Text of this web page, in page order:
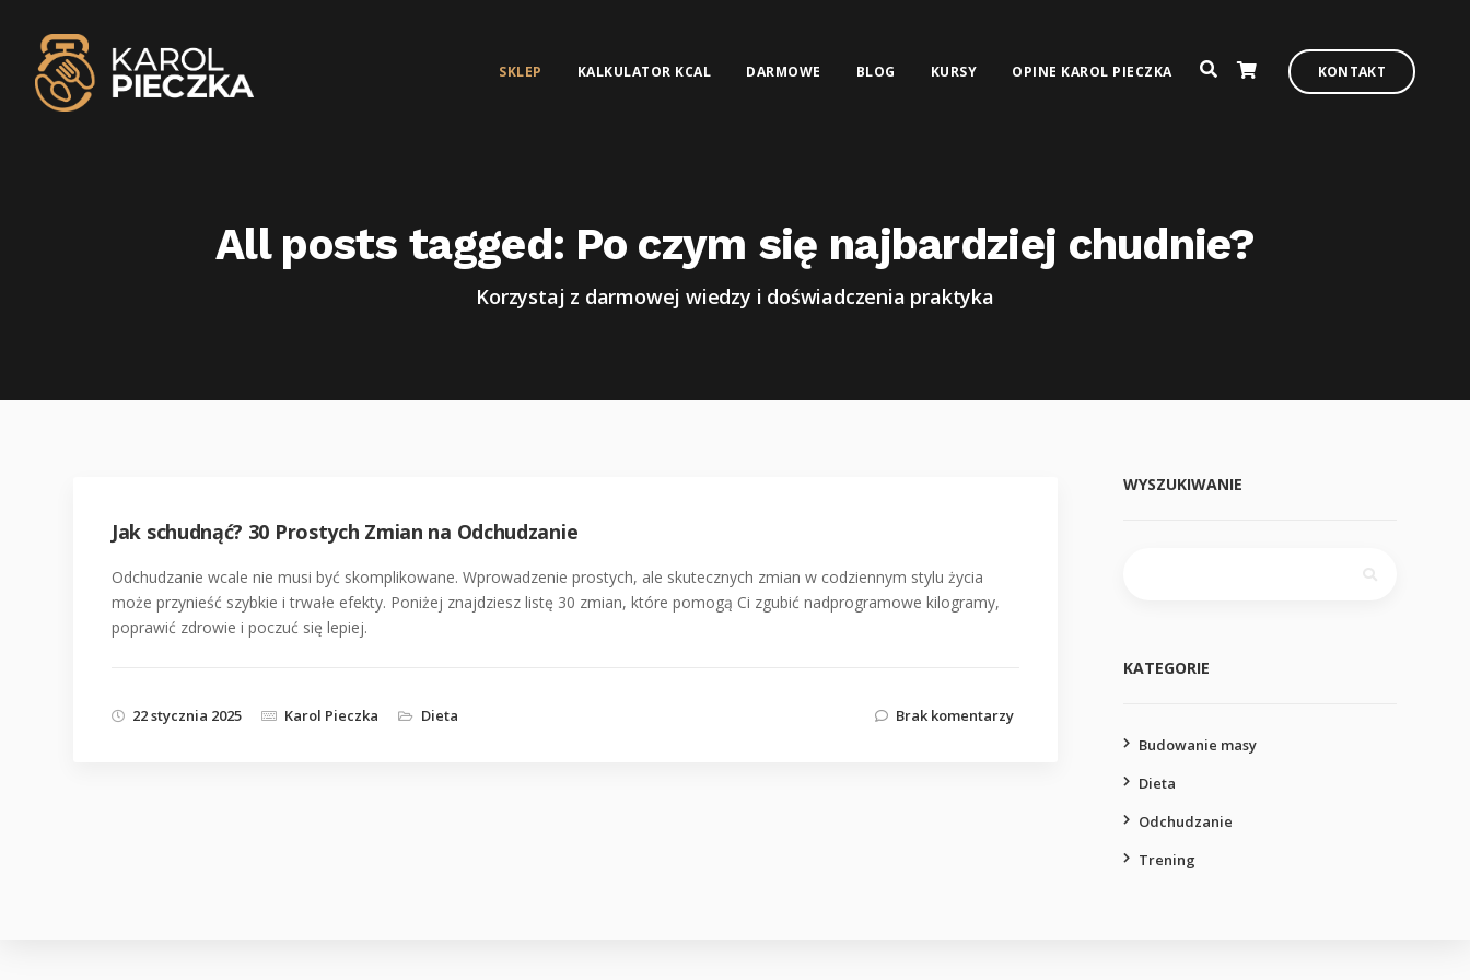
SKLEP KALKULATOR KCAL DARMOWE BLOG KURSY OPINE KAROL PIECZKA KONTAKT
All posts tagged: Po czym się najbardziej chudnie?
Korzystaj z darmowej wiedzy i doświadczenia praktyka
Jak schudnąć? 30 Prostych Zmian na Odchudzanie
Odchudzanie wcale nie musi być skomplikowane. Wprowadzenie prostych, ale skutecznych zmian w codziennym stylu życia
może przynieść szybkie i trwałe efekty. Poniżej znajdziesz listę 30 zmian, które pomogą Ci zgubić nadprogramowe kilogramy,
poprawić zdrowie i poczuć się lepiej.
22 stycznia 2025 Karol Pieczka Dieta Brak komentarzy
WYSZUKIWANIE
KATEGORIE
Budowanie masy
Dieta
Odchudzanie
Trening